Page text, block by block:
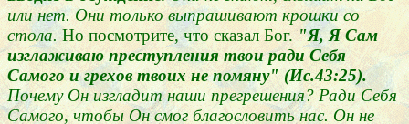
или нет. Они только выпрашивают крошки со
стола.Но посмотрите, что сказал Бог."Я, Я Сам
изглаживаю преступления твои ради Себя
Самого и грехов твоих не помяну" (Ис.43:25).
Почему Он изгладит наши прегрешения? Ради Себя
Самого, чтобы Он смог благословить нас. Он не